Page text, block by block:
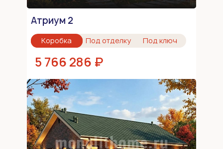
Атриум 2
Коробка Под отделку Под ключ
5 766 286 ₽